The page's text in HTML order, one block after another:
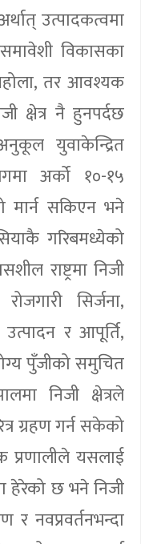
उत्पादकत्वमा
विकासका
तर आवश्यक
क्षेत्र नै हुनपर्दछ
युवाकेन्द्रित
अर्को १०-१५
मार्न सकिएन भने
गरिबमध्येको
राष्ट्रमा निजी
सिर्जना,
र आपूर्ति,
पुँजीको समुचित
निजी क्षेत्रले
ग्रहण गर्न सकेको
प्रणालीले यसलाई
हेरेको छ भने निजी
र नवप्रवर्तनभन्दा